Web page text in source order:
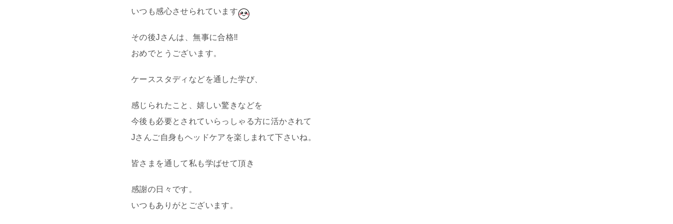
いつも感心させられています
その後Jさんは、無事に合格‼
おめでとうございます。
ケーススタディなどを通した学び、
感じられたこと、嬉しい驚きなどを
今後も必要とされていらっしゃる方に活かされて
Jさんご自身もヘッドケアを楽しまれて下さいね。
皆さまを通して私も学ばせて頂き
感謝の日々です。
いつもありがとございます。